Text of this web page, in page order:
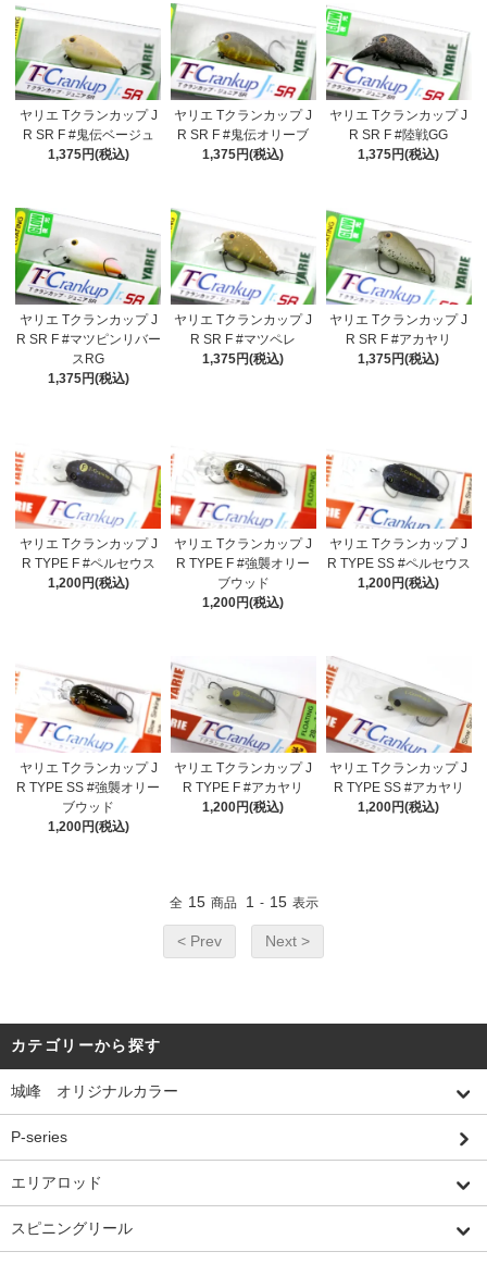
ヤリエ Tクランカップ J
R SR F #鬼伝ベージュ
1,375円(税込)
ヤリエ Tクランカップ J
R SR F #鬼伝オリーブ
1,375円(税込)
ヤリエ Tクランカップ J
R SR F #陸戦GG
1,375円(税込)
ヤリエ Tクランカップ J
R SR F #マツピンリバー
スRG
1,375円(税込)
ヤリエ Tクランカップ J
R SR F #マツペレ
1,375円(税込)
ヤリエ Tクランカップ J
R SR F #アカヤリ
1,375円(税込)
ヤリエ Tクランカップ J
R TYPE F #ペルセウス
1,200円(税込)
ヤリエ Tクランカップ J
R TYPE F #強襲オリー
ブウッド
1,200円(税込)
ヤリエ Tクランカップ J
R TYPE SS #ペルセウス
1,200円(税込)
ヤリエ Tクランカップ J
R TYPE SS #強襲オリー
ブウッド
1,200円(税込)
ヤリエ Tクランカップ J
R TYPE F #アカヤリ
1,200円(税込)
ヤリエ Tクランカップ J
R TYPE SS #アカヤリ
1,200円(税込)
全 15 商品 1 - 15 表示
< Prev Next >
カテゴリーから探す
城峰 オリジナルカラー
P-series
エリアロッド
スピニングリール